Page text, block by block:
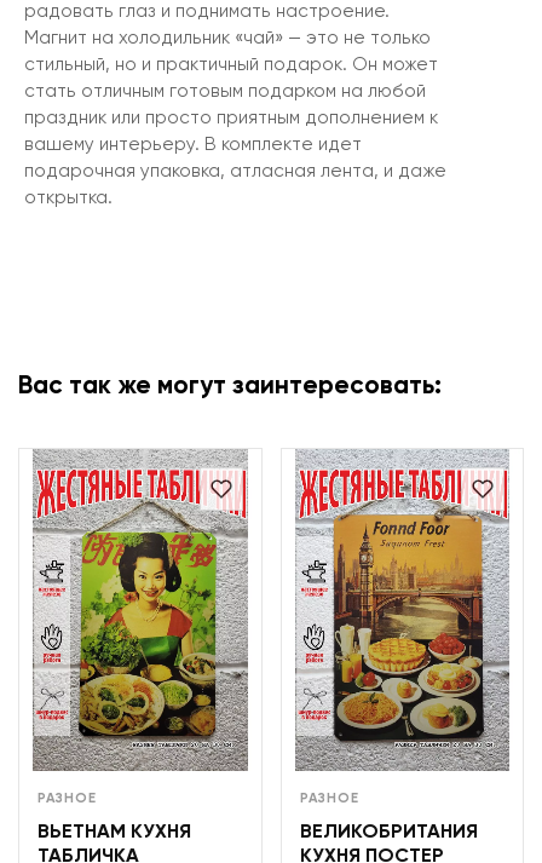
радовать глаз и поднимать настроение.
Магнит на холодильник «чай» — это не только
стильный, но и практичный подарок. Он может
стать отличным готовым подарком на любой
праздник или просто приятным дополнением к
вашему интерьеру. В комплекте идет
подарочная упаковка, атласная лента, и даже
открытка.
Вас так же могут заинтересовать:
РАЗНОЕ
ВЬЕТНАМ КУХНЯ
ТАБЛИЧКА
РАЗНОЕ
ВЕЛИКОБРИТАНИЯ
КУХНЯ ПОСТЕР